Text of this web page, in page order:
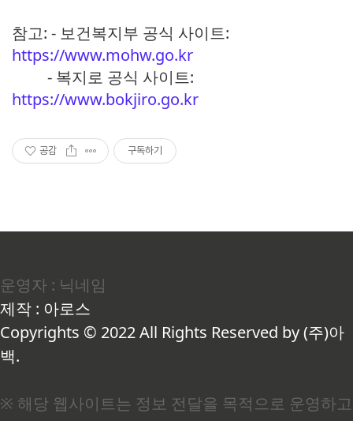
참고: - 보건복지부 공식 사이트:
https://www.mohw.go.kr
- 복지로 공식 사이트:
https://www.bokjiro.go.kr
공감 구독하기
운영자 : 닉네임
제작 : 아로스
Copyrights © 2022 All Rights Reserved by (주)아
백.
※ 해당 웹사이트는 정보 전달을 목적으로 운영하고